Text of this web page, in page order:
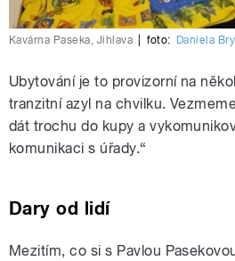
Kavárna Paseka, Jihlava foto: Daniela
Ubytování je to provizorní na
tranzitní azyl na chvilku.
dát trochu do kupy a
komunikaci s úřady.“
Dary od lidí
Mezitím, co si s Pavlou